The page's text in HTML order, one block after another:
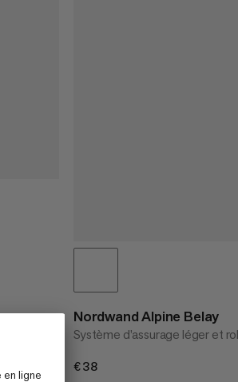
Nordwand Alpine Belay
Système d’assurage léger et
€38